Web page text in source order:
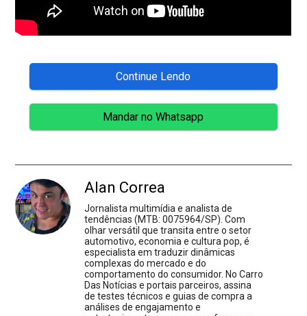
Continue Lendo
Mandar no Whatsapp
Alan Correa
Jornalista multimídia e analista de
tendências (MTB: 0075964/SP). Com
olhar versátil que transita entre o setor
automotivo, economia e cultura pop, é
especialista em traduzir dinâmicas
complexas do mercado e do
comportamento do consumidor. No Carro
Das Notícias e portais parceiros, assina
de testes técnicos e guias de compra a
análises de engajamento e